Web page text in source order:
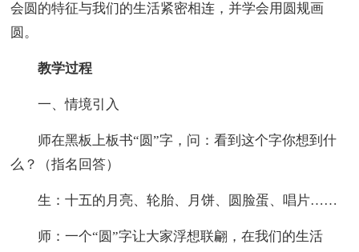
会圆的特征与我们的生活紧密相连，并学会用圆规画
圆。
教学过程
一、情境引入
师在黑板上板书“圆”字，问：看到这个字你想到什
么？（指名回答）
生：十五的月亮、轮胎、月饼、圆脸蛋、唱片……
师：一个“圆”字让大家浮想联翩，在我们的生活